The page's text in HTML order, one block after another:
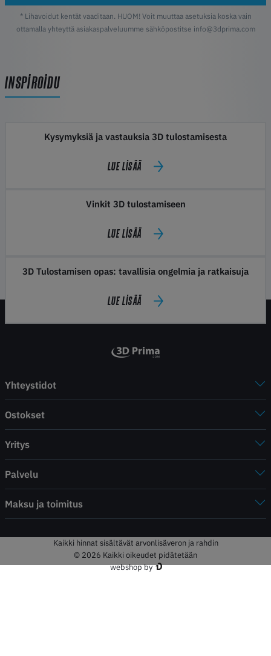
* Lihavoidut kentät vaaditaan. HUOM! Voit muuttaa asetuksia koska vain
ottamalla yhteyttä asiakaspalveluumme sähköpostitse info@3dprima.com
INSPIROIDU
Kysymyksiä ja vastauksia 3D tulostamisesta
LUE LISÄÄ
Vinkit 3D tulostamiseen
LUE LISÄÄ
3D Tulostamisen opas: tavallisia ongelmia ja ratkaisuja
LUE LISÄÄ
Yhteystidot
Ostokset
Yritys
Palvelu
Maksu ja toimitus
Kaikki hinnat sisältävät arvonlisäveron ja rahdin
© 2026 Kaikki oikeudet pidätetään
webshop by